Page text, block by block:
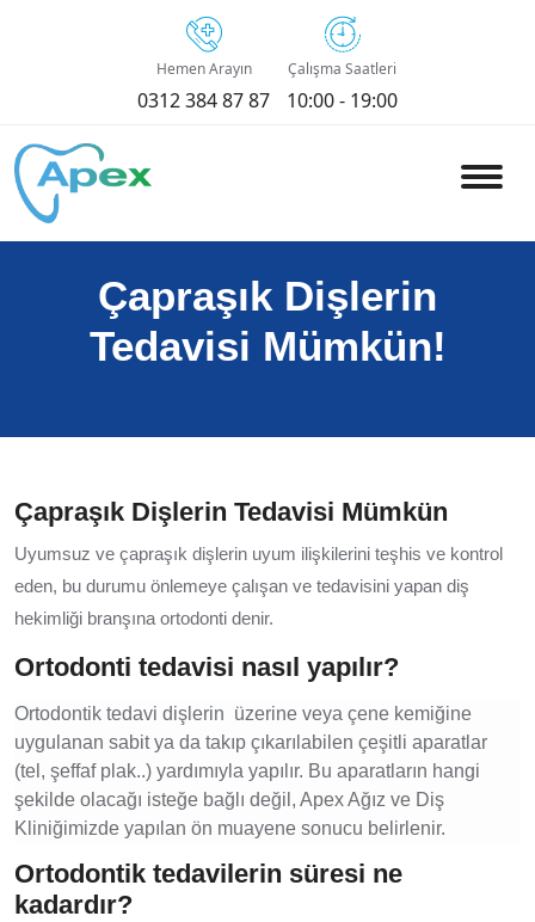
Hemen Arayın
0312 384 87 87
Çalışma Saatleri
10:00 - 19:00
Çapraşık Dişlerin
Tedavisi Mümkün!
Çapraşık Dişlerin Tedavisi Mümkün
Uyumsuz ve çapraşık dişlerin uyum ilişkilerini teşhis ve kontrol
eden, bu durumu önlemeye çalışan ve tedavisini yapan diş
hekimliği branşına ortodonti denir.
Ortodonti tedavisi nasıl yapılır?
Ortodontik tedavi dişlerin üzerine veya çene kemiğine
uygulanan sabit ya da takıp çıkarılabilen çeşitli aparatlar
(tel, şeffaf plak..) yardımıyla yapılır. Bu aparatların hangi
şekilde olacağı isteğe bağlı değil, Apex Ağız ve Diş
Kliniğimizde yapılan ön muayene sonucu belirlenir.
Ortodontik tedavilerin süresi ne
kadardır?